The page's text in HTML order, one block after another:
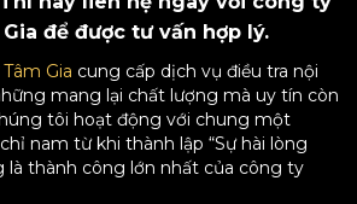
để được tư vấn hợp lý.
Gia cung cấp dịch vụ điều tra nội
mang lại chất lượng mà uy tín còn
tôi hoạt động với chung một
nam từ khi thành lập “Sự hài lòng
là thành công lớn nhất của công ty